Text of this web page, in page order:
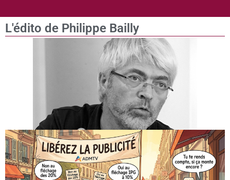
L'édito de Philippe Bailly